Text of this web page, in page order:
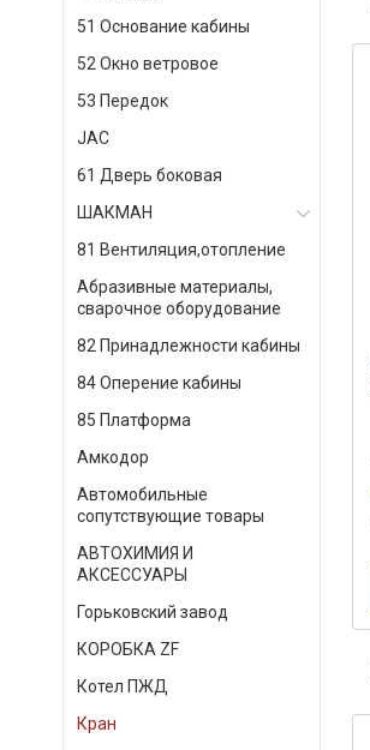
51 Основание кабины
52 Окно ветровое
53 Передок
JAC
61 Дверь боковая
ШАКМАН
81 Вентиляция,отопление
Абразивные материалы,
сварочное оборудование
82 Принадлежности кабины
84 Оперение кабины
85 Платформа
Амкодор
Автомобильные
сопутствующие товары
АВТОХИМИЯ И
АКСЕССУАРЫ
Горьковский завод
КОРОБКА ZF
Котел ПЖД
Кран
Угольник сапуна (ПАО КАМА)
КАМА ПАО
Артикул:7406-1014504
в наличии
2 503,00 Р
В корзину